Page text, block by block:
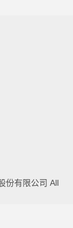
份有限公司 All